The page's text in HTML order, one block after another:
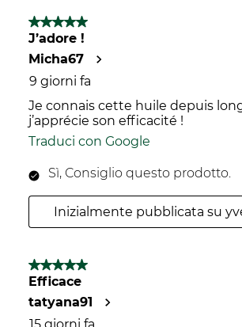
5 su 5 stelle.
J’adore !
Micha67
9 giorni fa
Je connais cette huile depuis
j’apprécie son efficacité !
Traduci con Google
Sì, Consiglio questo prodotto.
Inizialmente pubblicata su
5 su 5 stelle.
Efficace
tatyana91